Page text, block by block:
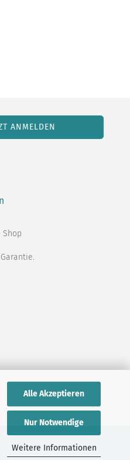
Alle Akzeptieren
Nur Notwendige
Weitere Informationen